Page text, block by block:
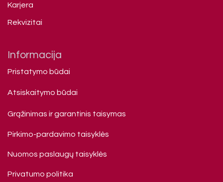
Karjera
Rekvizitai
Informacija
Pristatymo būdai
Atsiskaitymo būdai
Grąžinimas ir garantinis taisymas
Pirkimo-pardavimo taisyklės
Nuomos paslaugų taisyklės
Privatumo politika